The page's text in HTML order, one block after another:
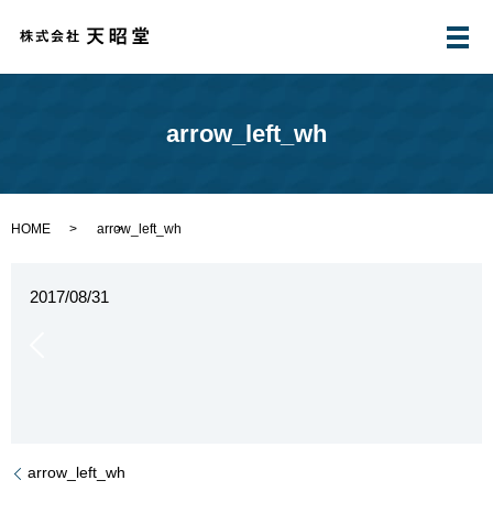
メ
arrow_left_wh
HOME arrow_left_wh
2017/08/31
arrow_left_wh